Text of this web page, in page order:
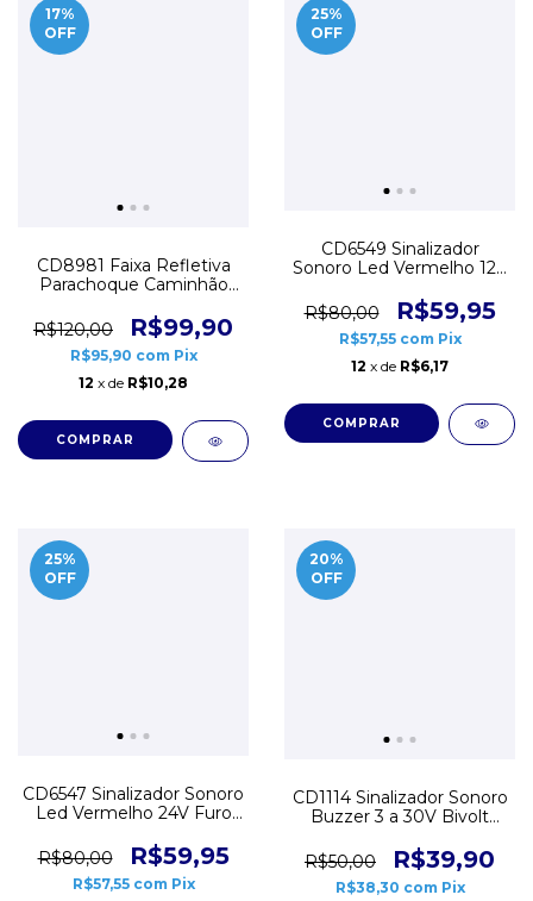
17%
OFF
CD8981 Faixa Refletiva
Parachoque Caminhão
R$120,00
R$99,90
R$95,90 com Pix
12 x de R$10,28
25%
OFF
CD6549 Sinalizador
Sonoro Led Vermelho 12V
Cigarra
R$80,00 R$59,95
R$57,55 com Pix
12 x de R$6,17
25%
OFF
CD6547 Sinalizador Sonoro
Led Vermelho 24V Furo
R$80,00
R$59,95
R$57,55 com Pix
20%
OFF
CD1114 Sinalizador Sonoro
Buzzer 3 a 30V Bivolt
R$50,00
R$39,90
R$38,30 com Pix